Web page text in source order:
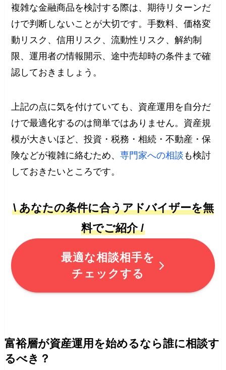
複雑な金融商品を検討する際は、期待リターンだ
けで判断しないことが大切です。手数料、価格変
動リスク、信用リスク、流動性リスク、解約制
限、運用者の情報開示、途中売却時の条件まで確
認しておきましょう。
上記の点に気を付けていても、資産運用を自分だ
けで最適化するのは簡単ではありません。資産規
模が大きいほど、投資・税務・相続・不動産・保
険などが複雑に絡むため、専門家への相談 も検討
しておきたいところです。
\ あなたの条件に合うアドバイザーを無
料でご紹介 /
最適な相談相手を
チェックする
富裕層が資産運用を始めるなら誰に相談す
るべき？